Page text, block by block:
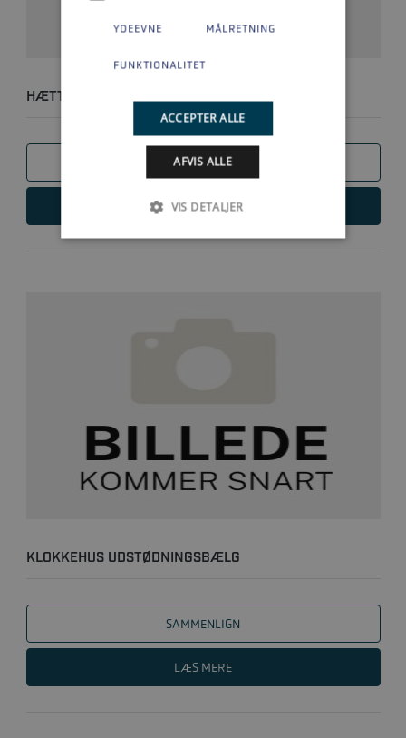
HÆTTE
SAMMENLIGN
LÆS MERE
KLOKKEHUS UDSTØDNINGSBÆLG
SAMMENLIGN
LÆS MERE
YDEEVNE MÅLRETNING
FUNKTIONALITET
ACCEPTER ALLE
AFVIS ALLE
VIS DETALJER